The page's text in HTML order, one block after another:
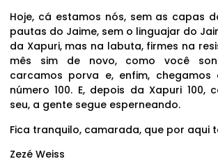
Hoje, cá estamos nós, sem as capas
pautas do Jaime, sem o linguajar do
da Xapuri, mas na labuta, firmes na
mês sim de novo, como você
carcamos porva e, enfim, chegamos
número 100. E, depois da Xapuri 100,
seu, a gente segue esperneando.
Fica tranquilo, camarada, que por aqui
Zezé Weiss